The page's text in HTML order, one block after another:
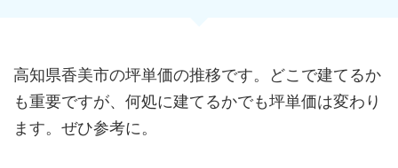
高知県香美市の坪単価の推移です。どこで建てるか
も重要ですが、何処に建てるかでも坪単価は変わり
ます。ぜひ参考に。